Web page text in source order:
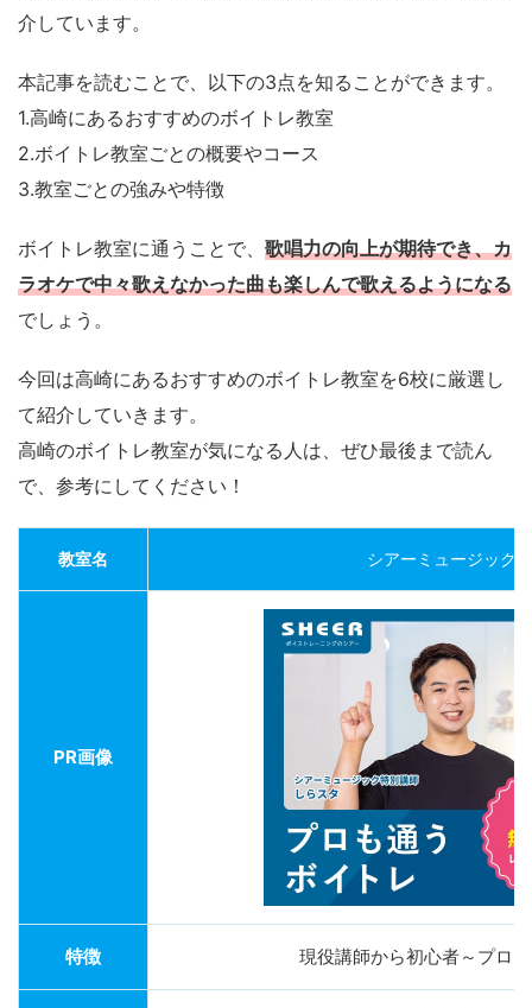
介しています。
本記事を読むことで、以下の3点を知ることができます。
1.高崎にあるおすすめのボイトレ教室
2.ボイトレ教室ごとの概要やコース
3.教室ごとの強みや特徴
ボイトレ教室に通うことで、 歌唱力の向上が期待でき、カ
ラオケで中々歌えなかった曲も楽しんで歌えるようになる
でしょう。
今回は高崎にあるおすすめのボイトレ教室を6校に厳選し
て紹介していきます。
高崎のボイトレ教室が気になる人は、ぜひ最後まで読ん
で、参考にしてください！
教室名 シアーミュージック
PR画像
特徴 現役講師から初心者～プロ